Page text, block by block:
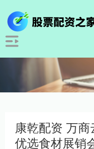
康乾配资 万
优选食材展销